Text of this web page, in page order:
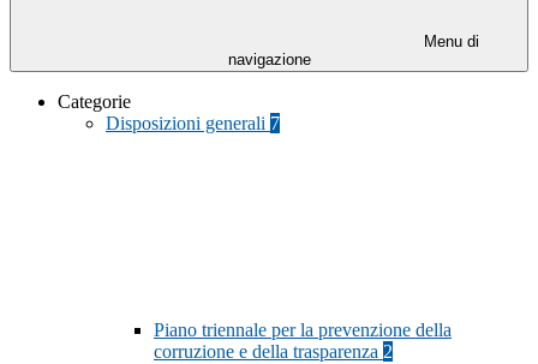
Menu di
navigazione
Categorie
Disposizioni generali 7
Piano triennale per la prevenzione della
corruzione e della trasparenza 2